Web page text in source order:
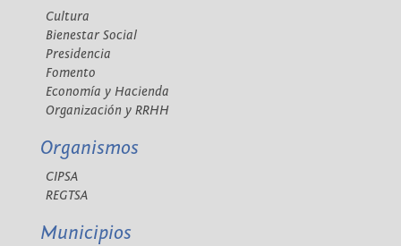
Cultura
Bienestar Social
Presidencia
Fomento
Economía y Hacienda
Organización y RRHH
Organismos
CIPSA
REGTSA
Municipios